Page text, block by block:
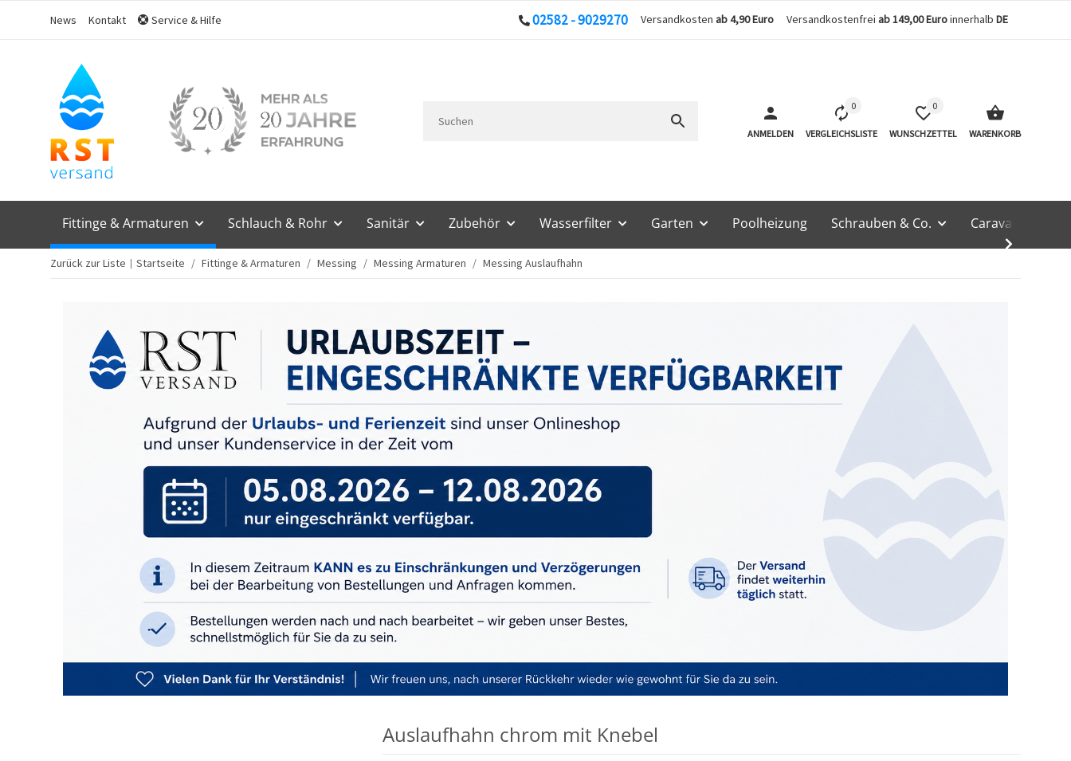
News Kontakt Service & Hilfe 02582 - 9029270 Versandkosten ab 4,90 Euro Versandkostenfrei ab 149,00 Euroinnerhalb DE
ANMELDEN
0
VERGLEICHSLISTE
0
WUNSCHZETTEL WARENKORB
Fittinge & Armaturen Schlauch & Rohr Sanitär Zubehör Wasserfilter Garten Poolheizung Schrauben & Co. Caravan &
Zurück zur Liste Startseite Fittinge & Armaturen Messing Messing Armaturen Messing Auslaufhahn
Auslaufhahn chrom mit Knebel